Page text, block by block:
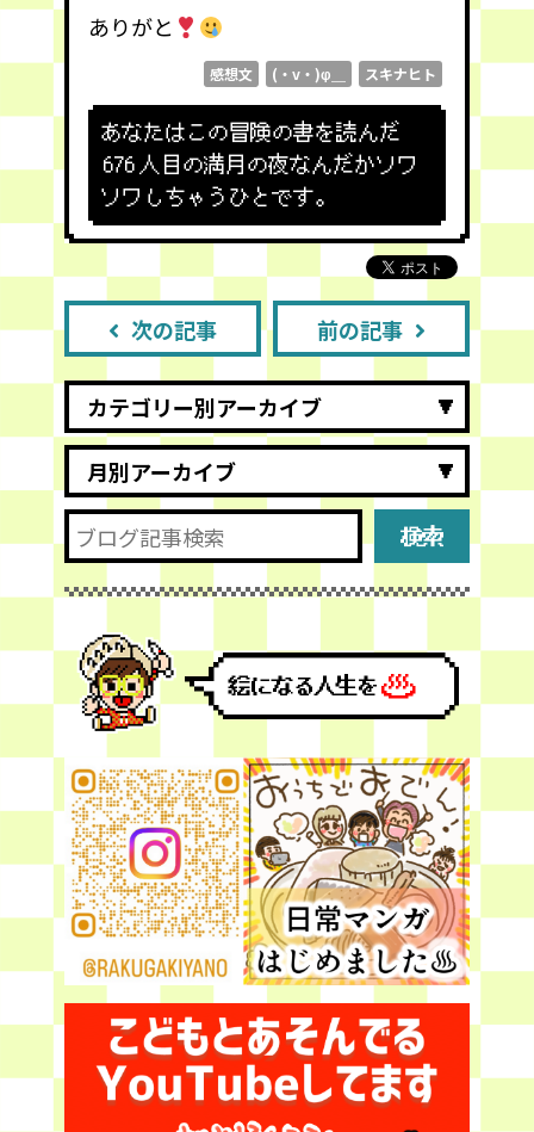
ありがと
感想文 (・v・)φ＿ スキナヒト
あなたはこの冒険の書を読んだ
676 人目の満月の夜なんだかソワ
ソワしちゃうひとです。
次の記事 前の記事